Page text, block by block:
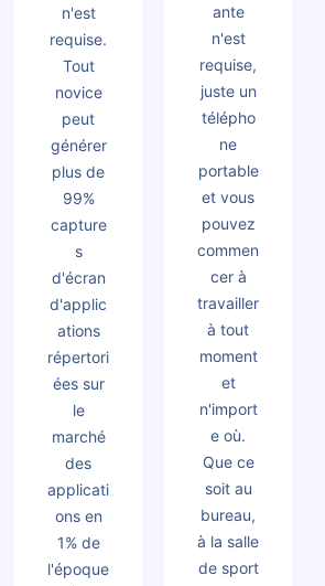
n'est
requise.
Tout
novice
peut
générer
plus de
99%
capture
s
d'écran
d'applic
ations
répertori
ées sur
le
marché
des
applicati
ons en
1% de
l'époque
ante
n'est
requise,
juste un
télépho
ne
portable
et vous
pouvez
commen
cer à
travailler
à tout
moment
et
n'import
e où.
Que ce
soit au
bureau,
à la salle
de sport